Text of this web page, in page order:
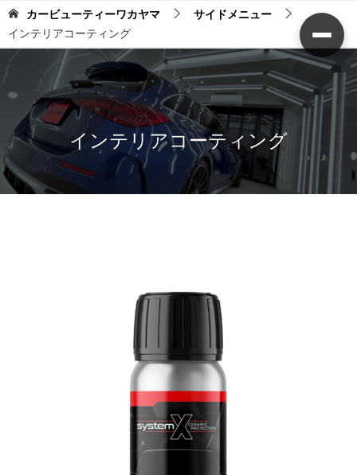
カービューティーワカヤマ
サイドメニュー
インテリアコーティング
インテリアコーティング